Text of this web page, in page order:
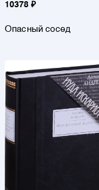
10378 ₽
Опасный сосед